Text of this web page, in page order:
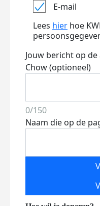
E-mail
Lees hier hoe
Jouw bericht op
Chow (optioneel)
0/150
Naam die op de